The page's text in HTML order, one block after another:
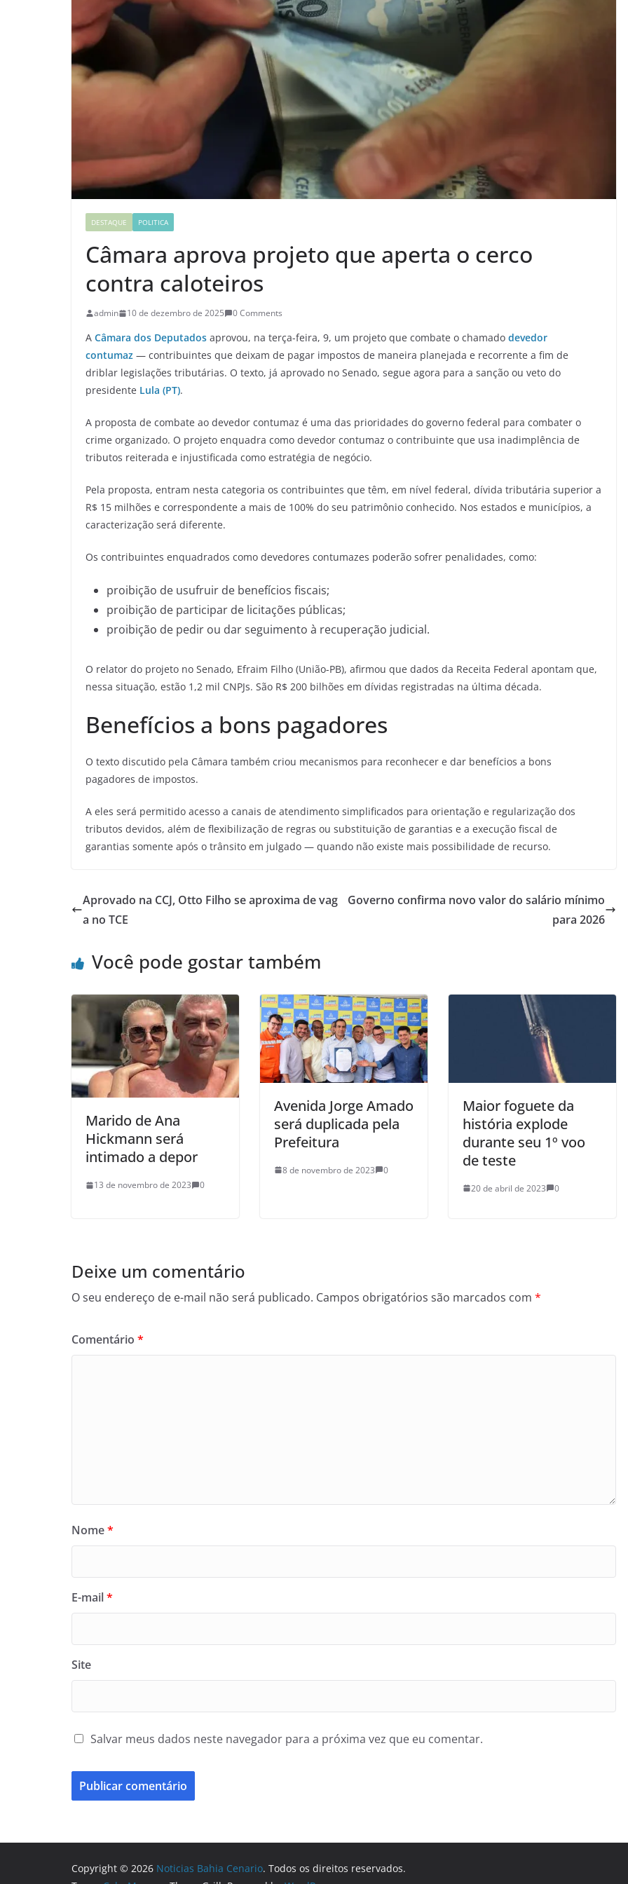
DESTAQUE POLITICA
Câmara aprova projeto que aperta o cerco
contra caloteiros
admin 10 de dezembro de 2025 0 Comments
A Câmara dos Deputados aprovou, na terça-feira, 9, um projeto que combate o chamado devedor
contumaz — contribuintes que deixam de pagar impostos de maneira planejada e recorrente a fim de
driblar legislações tributárias. O texto, já aprovado no Senado, segue agora para a sanção ou veto do
presidente Lula (PT).
A proposta de combate ao devedor contumaz é uma das prioridades do governo federal para combater o
crime organizado. O projeto enquadra como devedor contumaz o contribuinte que usa inadimplência de
tributos reiterada e injustificada como estratégia de negócio.
Pela proposta, entram nesta categoria os contribuintes que têm, em nível federal, dívida tributária superior a
R$ 15 milhões e correspondente a mais de 100% do seu patrimônio conhecido. Nos estados e municípios, a
caracterização será diferente.
Os contribuintes enquadrados como devedores contumazes poderão sofrer penalidades, como:
proibição de usufruir de benefícios fiscais;
proibição de participar de licitações públicas;
proibição de pedir ou dar seguimento à recuperação judicial.
O relator do projeto no Senado, Efraim Filho (União-PB), afirmou que dados da Receita Federal apontam que,
nessa situação, estão 1,2 mil CNPJs. São R$ 200 bilhões em dívidas registradas na última década.
Benefícios a bons pagadores
O texto discutido pela Câmara também criou mecanismos para reconhecer e dar benefícios a bons
pagadores de impostos.
A eles será permitido acesso a canais de atendimento simplificados para orientação e regularização dos
tributos devidos, além de flexibilização de regras ou substituição de garantias e a execução fiscal de
garantias somente após o trânsito em julgado — quando não existe mais possibilidade de recurso.
Aprovado na CCJ, Otto Filho se aproxima de vag
a no TCE
Governo confirma novo valor do salário mínimo
para 2026
Você pode gostar também
Marido de Ana
Hickmann será
intimado a depor
13 de novembro de 2023 0
Avenida Jorge Amado
será duplicada pela
Prefeitura
8 de novembro de 2023 0
Maior foguete da
história explode
durante seu 1º voo
de teste
20 de abril de 2023 0
Deixe um comentário
O seu endereço de e-mail não será publicado. Campos obrigatórios são marcados com *
Comentário *
Nome*
E-mail*
Site
Salvar meus dados neste navegador para a próxima vez que eu comentar.
Copyright © 2026 Noticias Bahia Cenario. Todos os direitos reservados.